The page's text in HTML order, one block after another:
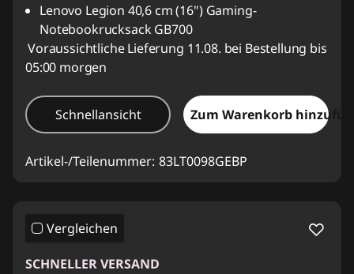
Lenovo Legion 40,6 cm (16") Gaming-
Notebookrucksack GB700
Voraussichtliche Lieferung 11.08. bei Bestellung bis
05:00 morgen
Schnellansicht Zum Warenkorb
Artikel-/Teilenummer: 83LT0098GEBP
Vergleichen
SCHNELLER VERSAND